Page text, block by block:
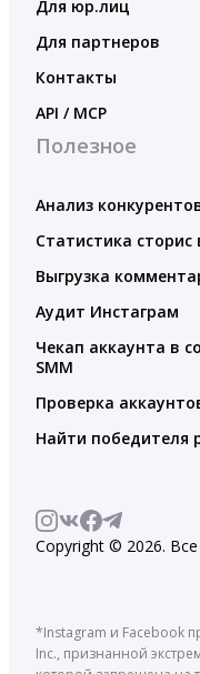
Для юр.лиц
Для партнеров
Контакты
API / MCP
Полезное
Анализ
Статистика сторис
Выгрузка
Аудит Инстаграм
Чекап аккаунта в
SMM
Проверка
Найти победителя
Copyright © 2026.
*Instagram и Facebook
Inc., признанной